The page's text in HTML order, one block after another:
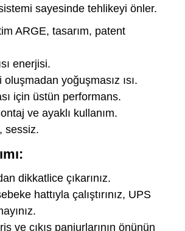
sayesinde tehlikeyi önler.
ARGE, tasarım, patent
enerjisi.
yoğuşmasız ısı.
için üstün performans.
ve ayaklı kullanım.
sessiz.
dikkatlice çıkarınız.
hattıyla çalıştırınız, UPS
ve çıkış panjurlarının önünün